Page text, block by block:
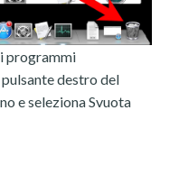
programmi
destro del
e seleziona Svuota